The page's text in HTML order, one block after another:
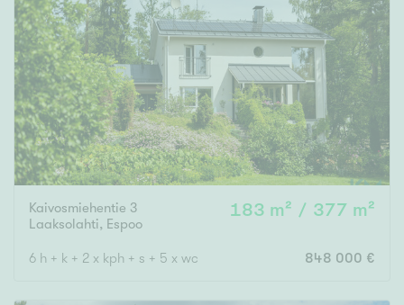
Kaivosmiehentie 3
Laaksolahti, Espoo
183 m² / 377 m²
6 h + k + 2 x kph + s + 5 x wc 848 000 €